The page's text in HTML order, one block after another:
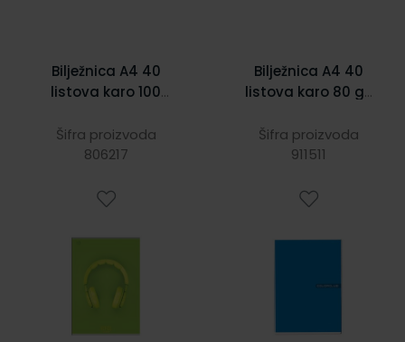
Bilježnica A4 40
listova karo 100
Šifra proizvoda
806217
Bilježnica A4 40
listova karo 80 gr.
Šifra proizvoda
911511